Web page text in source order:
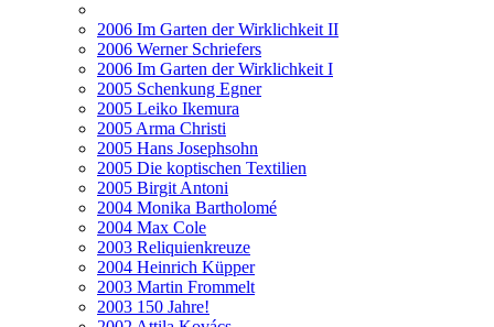
2006 Im Garten der Wirklichkeit II
2006 Werner Schriefers
2006 Im Garten der Wirklichkeit I
2005 Schenkung Egner
2005 Leiko Ikemura
2005 Arma Christi
2005 Hans Josephsohn
2005 Die koptischen Textilien
2005 Birgit Antoni
2004 Monika Bartholomé
2004 Max Cole
2003 Reliquienkreuze
2004 Heinrich Küpper
2003 Martin Frommelt
2003 150 Jahre!